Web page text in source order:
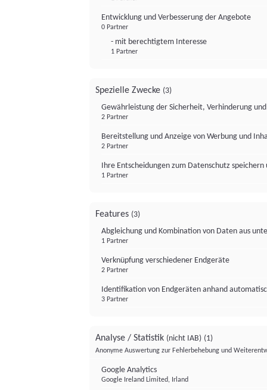
Entwicklung und Verbesserung der Angebote
0 Partner
- mit berechtigtem Interesse
1 Partner
Spezielle Zwecke (3)
Gewährleistung der Sicherheit, Verhinderung
2 Partner
Bereitstellung und Anzeige von Werbung und
2 Partner
Ihre Entscheidungen zum Datenschutz
1 Partner
Features (3)
Abgleichung und Kombination von Daten aus
1 Partner
Verknüpfung verschiedener Endgeräte
2 Partner
Identifikation von Endgeräten anhand
3 Partner
Analyse / Statistik (nicht IAB) (1)
Anonyme Auswertung zur Fehlerbehebung und
Google Analytics
Google Ireland Limited, Irland